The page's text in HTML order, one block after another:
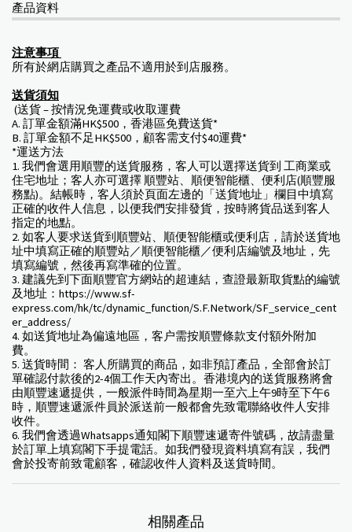
產品資料
注意事項
所有於網店購買之產品不適用於到店服務。
送貨須知
(送貨 – 按情況免運費或收取運費
A. 訂單金額滿HK$500，香港區免費送貨*
B. 訂單金額不足HK$500，顧客需支付$40運費*
*運送方法
1. 我們會選用順豐的送貨服務，客人可以選擇送貨到 工商業或
住宅地址；客人亦可選擇 順豐站、順便智能櫃、便利店(順豐服
務點)。結帳時，客人須於頁面左邊的「送貨地址」欄目中填寫
正確的收件人信息，以便我們安排發貨，按時將貨品送到客人
指定的地點。
2. 如客人要求送貨到順豐站、順便智能櫃或便利店，請於送貨地
址中填寫正確的順豐站／順便智能櫃／便利店編號及地址，先
填寫編號，然後再寫準確的位置。
3. 建議先到下面順豐官方網站的超連結，查證最新取貨點的編號
及地址：https://www.sf-
express.com/hk/tc/dynamic_function/S.F.Network/SF_service_cent
er_address/
4. 如送貨地址為偏遠地區，客户需按順豐條款支付額外附加
費。
5. 送貨時間： 客人所購買的商品，如非預訂產品，全部會於訂
單確認付款後的2-4個工作天內寄出。香港境內的送貨服務將會
由順豐速遞提供，一般派件時間為星期一至六上午9時至下午6
時，順豐速遞派件員於派送前一般都會先致電聯絡收件人安排
收件。
6. 我們會透過Whatsapps通知閣下順豐速遞寄件號碼，故請盡量
於訂單上填寫閣下手提電話。如我們發現資料填寫有誤，我們
會於投寄前致電顧客，確認收件人資料及送貨時間。
相關產品